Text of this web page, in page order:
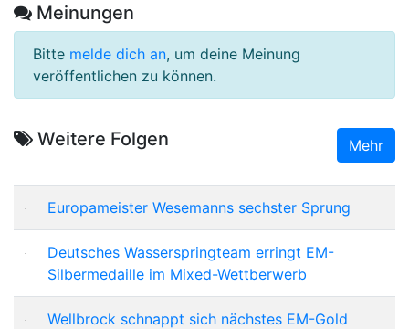
Meinungen
Bitte melde dich an, um deine Meinung
veröffentlichen zu können.
Weitere Folgen Mehr
Europameister Wesemanns sechster Sprung
Deutsches Wasserspringteam erringt EM-
Silbermedaille im Mixed-Wettberwerb
Wellbrock schnappt sich nächstes EM-Gold